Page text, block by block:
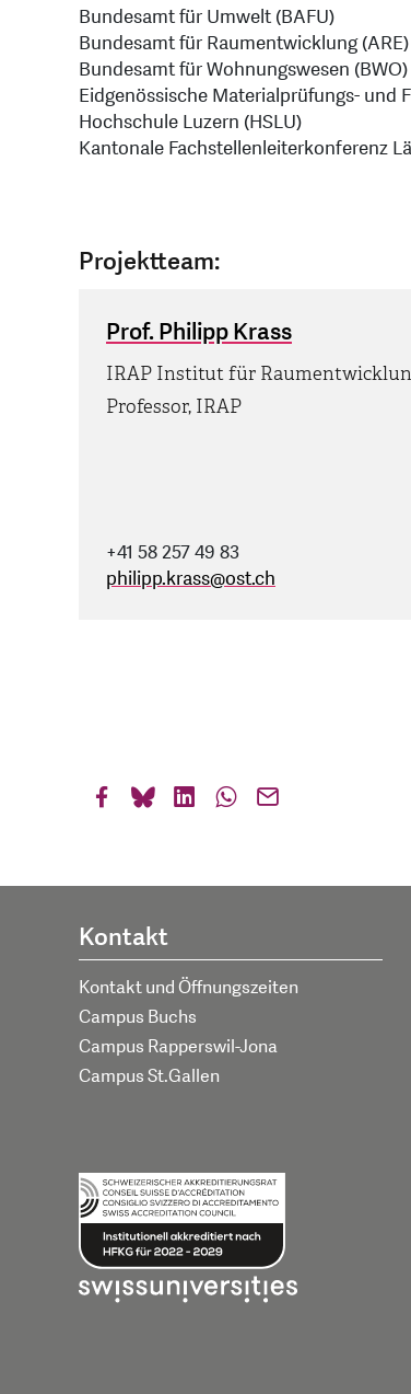
Bundesamt für Umwelt (BAFU)
Bundesamt für Raumentwicklung (ARE)
Bundesamt für Wohnungswesen (BWO)
Eidgenössische Materialprüfungs- und
Hochschule Luzern (HSLU)
Kantonale Fachstellenleiterkonferenz
Projektteam:
Prof. Philipp Krass
IRAP Institut für
Professor, IRAP
+41 58 257 49 83
philipp.krass@ost.ch
Kontakt
Kontakt und Öffnungszeiten
Campus Buchs
Campus Rapperswil-Jona
Campus St.Gallen